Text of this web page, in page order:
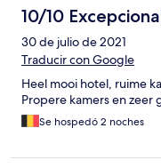
10/10
30 de julio de 2021
Traducir con Google
Heel mooi hotel, ruime
Propere kamers en zeer
Se hospedó 2 noches